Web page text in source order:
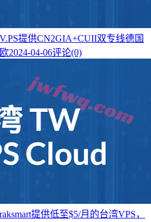
提供CN2GIA+CUII双专线德国
2024-04-06评论(0)
提供低至$5/月的台湾VPS，